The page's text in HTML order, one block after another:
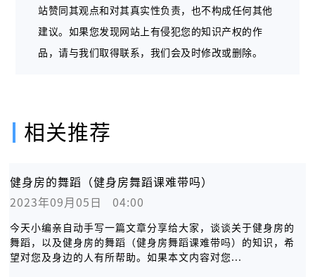
站赞同其观点和对其真实性负责，也不构成任何其他
建议。如果您发现网站上有侵犯您的知识产权的作
品，请与我们取得联系，我们会及时修改或删除。
相关推荐
健身房的舞蹈（健身房舞蹈课难带吗）
2023年09月05日   04:00
今天小编亲自动手写一篇文章分享给大家，谈谈关于健身房的
舞蹈，以及健身房的舞蹈（健身房舞蹈课难带吗）的知识，希
望对您及身边的人有所帮助。如果本文内容对您...